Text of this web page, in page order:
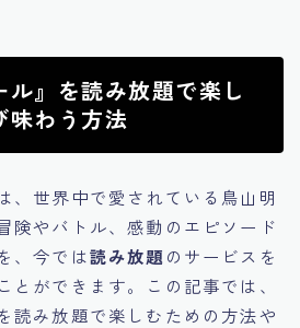
ル』を読み放題で楽し
味わう方法
、世界中で愛されている鳥山明
険やバトル、感動のエピソード
、今では読み放題のサービスを
とができます。この記事では、
読み放題で楽しむための方法や